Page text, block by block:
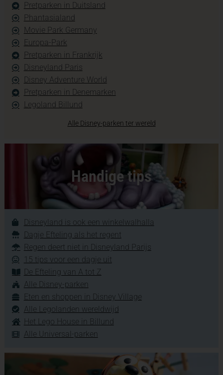
Pretparken in Duitsland
Phantasialand
Movie Park Germany
Europa-Park
Pretparken in Frankrijk
Disneyland Paris
Disney Adventure World
Pretparken in Denemarken
Legoland Billund
Alle Disney-parken ter wereld
Handige tips
Disneyland is ook een winkelwalhalla
Dagje Efteling als het regent
Regen deert niet in Disneyland Parijs
15 tips voor een dagje uit
De Efteling van A tot Z
Alle Disney-parken
Eten en shoppen in Disney Village
Alle Legolanden wereldwijd
Het Lego House in Billund
Alle Universal-parken